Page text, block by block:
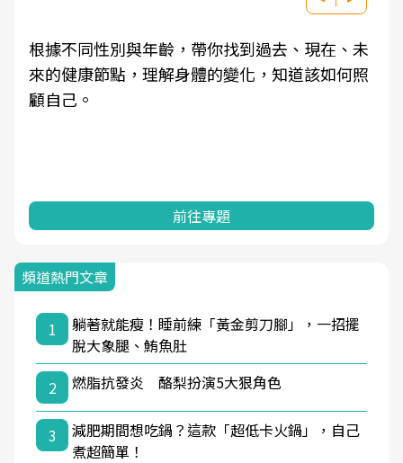
根據不同性別與年齡，帶你找到過去、現在、未
來的健康節點，理解身體的變化，知道該如何照
顧自己。
前往專題
頻道熱門文章
1
躺著就能瘦！睡前練「黃金剪刀腳」，一招擺
脫大象腿、鮪魚肚
2
燃脂抗發炎 酪梨扮演5大狠角色
3
減肥期間想吃鍋？這款「超低卡火鍋」，自己
煮超簡單！